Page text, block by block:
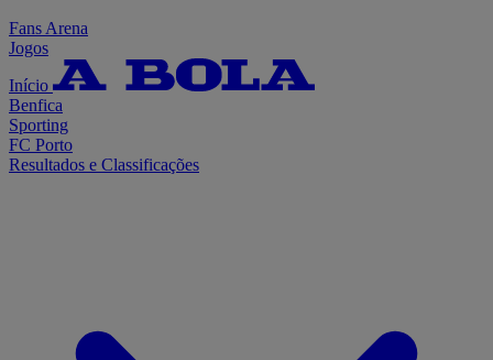
Fans Arena
Jogos
Início
Benfica
Sporting
FC Porto
Resultados e Classificações